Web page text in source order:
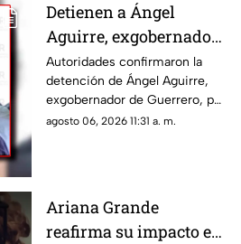
Detienen a Ángel
Aguirre, exgobernador
de Guerrero, por ocultar
evidencia del caso
Ayotzinapa
Autoridades confirmaron la
detención de Ángel Aguirre,
exgobernador de Guerrero, por
presuntamente ocultar
agosto 06, 2026 11:31 a. m.
Ariana Grande
reafirma su impacto en